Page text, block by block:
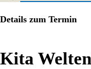
Details zum Termin
Kita